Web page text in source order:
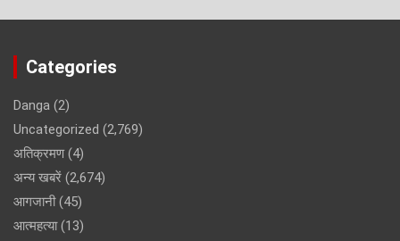
Categories
Danga (2)
Uncategorized (2,769)
अतिक्रमण(4)
अन्य खबरें (2,674)
आगजानी(45)
आत्महत्या(13)